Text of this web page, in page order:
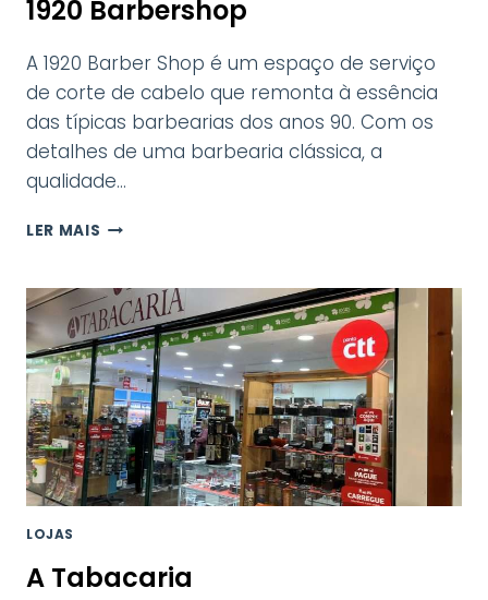
1920 Barbershop
A 1920 Barber Shop é um espaço de serviço
de corte de cabelo que remonta à essência
das típicas barbearias dos anos 90. Com os
detalhes de uma barbearia clássica, a
qualidade…
LER MAIS 1920
LOJAS
A Tabacaria